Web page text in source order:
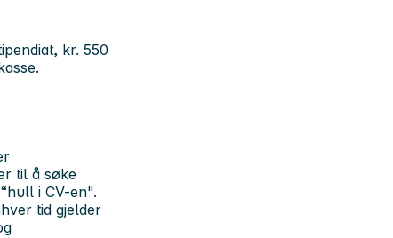
kr. 550
til å søke
i CV-en".
tid gjelder